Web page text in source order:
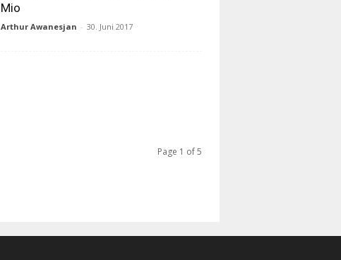
Mio
Arthur Awanesjan - 30. Juni 2017
Page 1 of 5